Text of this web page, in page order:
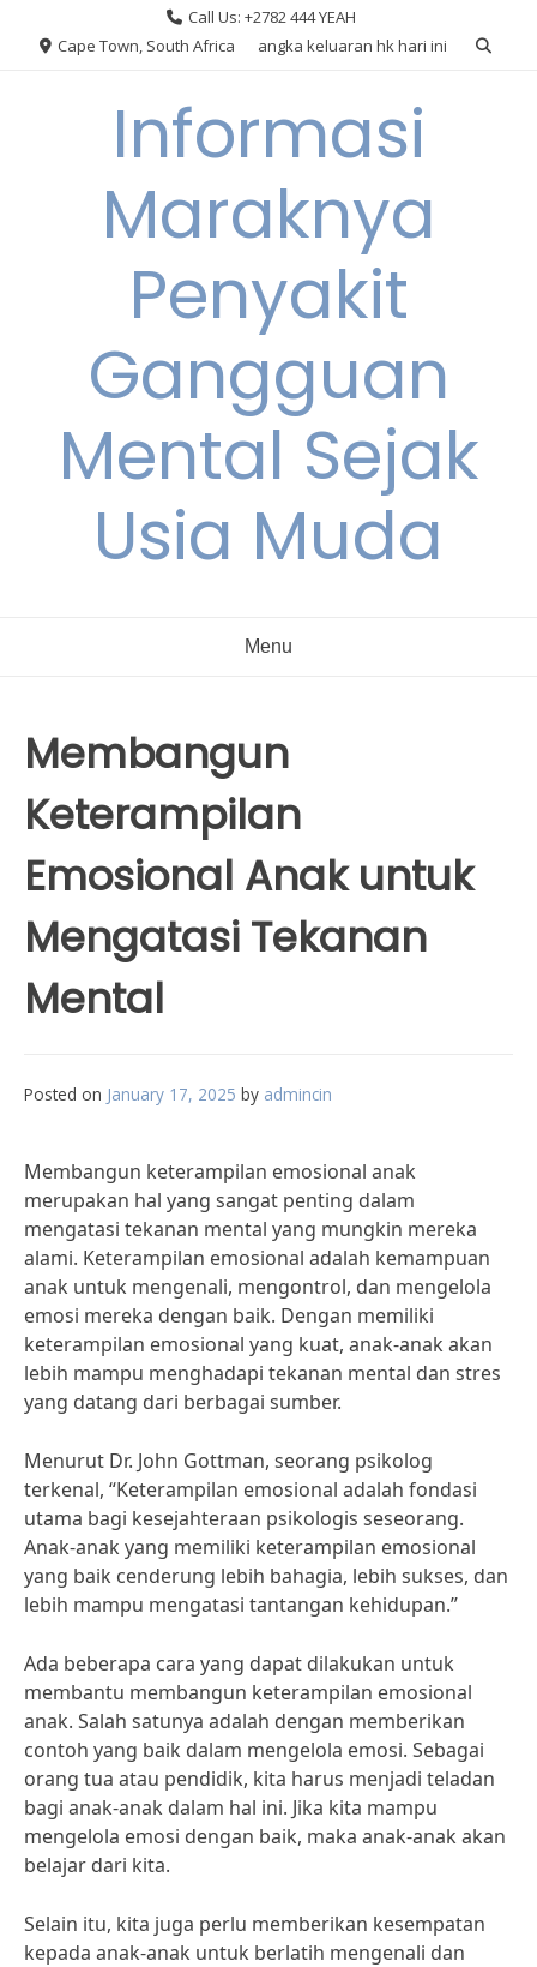
Call Us: +2782 444 YEAH
Cape Town, South Africa
angka keluaran hk hari ini
Informasi
Maraknya
Penyakit
Gangguan
Mental Sejak
Usia Muda
Menu
Membangun
Keterampilan
Emosional Anak untuk
Mengatasi Tekanan
Mental
Posted on January 17, 2025 by admincin
Membangun keterampilan emosional anak
merupakan hal yang sangat penting dalam
mengatasi tekanan mental yang mungkin mereka
alami. Keterampilan emosional adalah kemampuan
anak untuk mengenali, mengontrol, dan mengelola
emosi mereka dengan baik. Dengan memiliki
keterampilan emosional yang kuat, anak-anak akan
lebih mampu menghadapi tekanan mental dan stres
yang datang dari berbagai sumber.
Menurut Dr. John Gottman, seorang psikolog
terkenal, “Keterampilan emosional adalah fondasi
utama bagi kesejahteraan psikologis seseorang.
Anak-anak yang memiliki keterampilan emosional
yang baik cenderung lebih bahagia, lebih sukses, dan
lebih mampu mengatasi tantangan kehidupan.”
Ada beberapa cara yang dapat dilakukan untuk
membantu membangun keterampilan emosional
anak. Salah satunya adalah dengan memberikan
contoh yang baik dalam mengelola emosi. Sebagai
orang tua atau pendidik, kita harus menjadi teladan
bagi anak-anak dalam hal ini. Jika kita mampu
mengelola emosi dengan baik, maka anak-anak akan
belajar dari kita.
Selain itu, kita juga perlu memberikan kesempatan
kepada anak-anak untuk berlatih mengenali dan